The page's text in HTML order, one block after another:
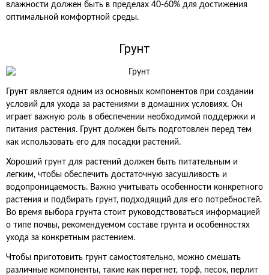
влажности должен быть в пределах 40-60% для достижения
оптимальной комфортной среды.
Грунт
Грунт является одним из основных компонентов при создании
условий для ухода за растениями в домашних условиях. Он
играет важную роль в обеспечении необходимой поддержки и
питания растения. Грунт должен быть подготовлен перед тем
как использовать его для посадки растений.
Хороший грунт для растений должен быть питательным и
легким, чтобы обеспечить достаточную засушливость и
водопроницаемость. Важно учитывать особенности конкретного
растения и подбирать грунт, подходящий для его потребностей.
Во время выбора грунта стоит руководствоваться информацией
о типе почвы, рекомендуемом составе грунта и особенностях
ухода за конкретным растением.
Чтобы приготовить грунт самостоятельно, можно смешать
различные компоненты, такие как перегнет, торф, песок, перлит